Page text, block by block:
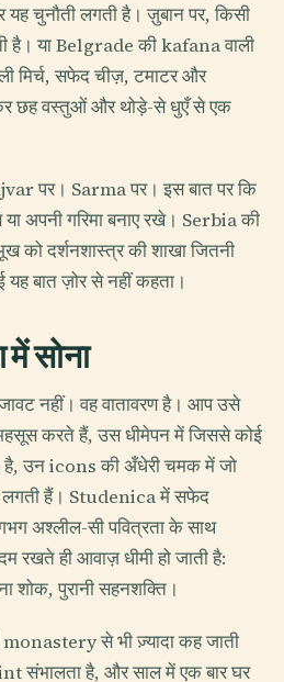
चुनौती लगती है। ज़ुबान पर, किसी
है। या Belgrade की kafana वाली
मिर्च, सफेद चीज़, टमाटर और
छह वस्तुओं और थोड़े-से धुएँ से एक
पर। Sarma पर। इस बात पर कि
अपनी गरिमा बनाए रखे। Serbia की
को दर्शनशास्त्र की शाखा जितनी
यह बात ज़ोर से नहीं कहता।
में सोना
नहीं। वह वातावरण है। आप उसे
महसूस करते हैं, उस धीमेपन में जिससे कोई
है, उन icons की अँधेरी चमक में जो
लगती हैं। Studenica में सफेद
अश्लील-सी पवित्रता के साथ
रखते ही आवाज़ धीमी हो जाती है:
शोक, पुरानी सहनशक्ति।
monastery से भी ज़्यादा कह जाती
संभालता है, और साल में एक बार घर